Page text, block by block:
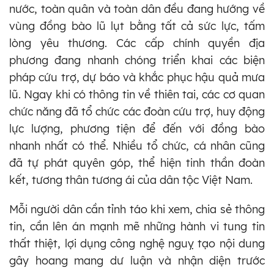
nước, toàn quân và toàn dân đều đang hướng về
vùng đồng bào lũ lụt bằng tất cả sức lực, tấm
lòng yêu thương. Các cấp chính quyền địa
phương đang nhanh chóng triển khai các biện
pháp cứu trợ, dự báo và khắc phục hậu quả mưa
lũ. Ngay khi có thông tin về thiên tai, các cơ quan
chức năng đã tổ chức các đoàn cứu trợ, huy động
lực lượng, phương tiện để đến với đồng bào
nhanh nhất có thể. Nhiều tổ chức, cá nhân cũng
đã tự phát quyên góp, thể hiện tinh thần đoàn
kết, tương thân tương ái của dân tộc Việt Nam.
Mỗi người dân cần tỉnh táo khi xem, chia sẻ thông
tin, cần lên án mạnh mẽ những hành vi tung tin
thất thiệt, lợi dụng công nghệ nguỵ tạo nội dung
gây hoang mang dư luận và nhận diện trước